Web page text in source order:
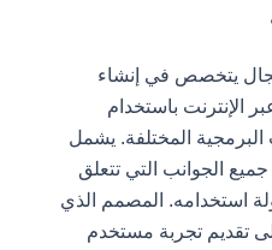
يتخصص في إنشاء
الإنترنت باستخدام
المختلفة. يشمل
الجوانب التي تتعلق
استخدامه. المصمم الذي
تجربة مستخدم